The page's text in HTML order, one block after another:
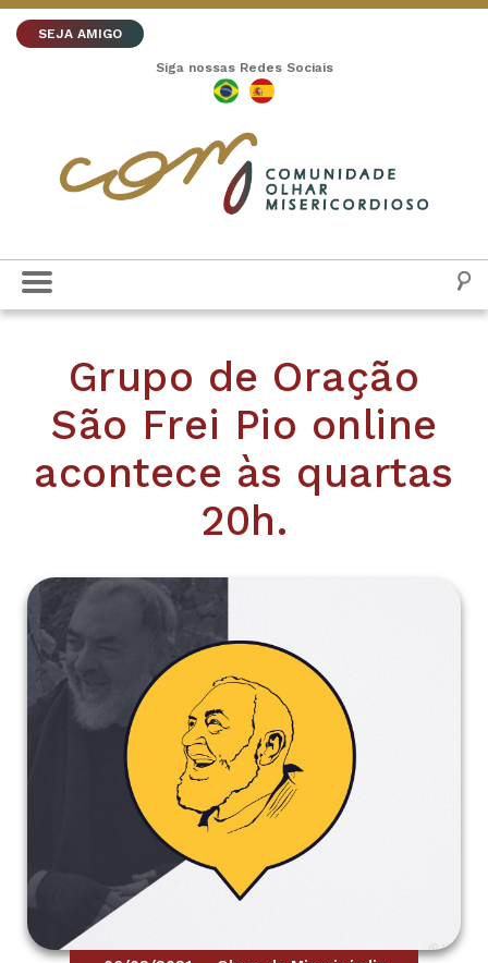
SEJA AMIGO
Siga nossas Redes Sociais
Grupo de Oração
São Frei Pio online
acontece às quartas
20h.